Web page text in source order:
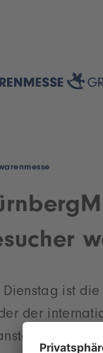
Dienstag ist
der
eine